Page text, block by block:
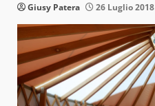
Giusy Patera 26 Luglio 2018